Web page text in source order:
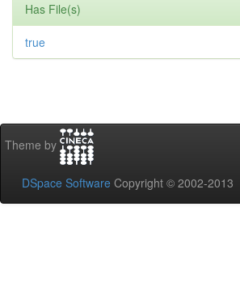
Has File(s)
true
Theme by
DSpace Software Copyright © 2002-2013